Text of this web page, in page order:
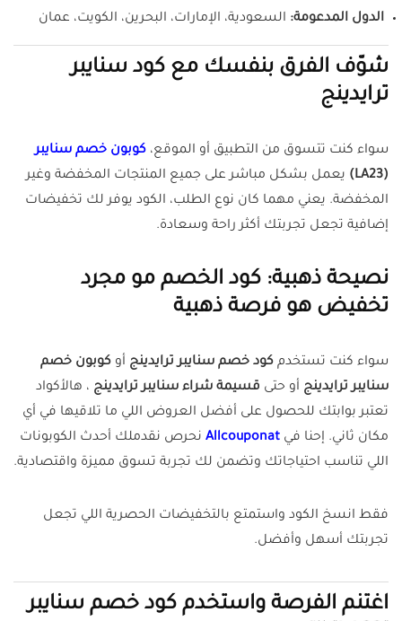
الدول المدعومة: السعودية، الإمارات، البحرين، الكويت، عمان
شوّف الفرق بنفسك مع كود سنايبر
ترايدينج
سواء كنت تتسوق من التطبيق أو الموقع، كوبون خصم سنايبر
(LA23)
يعمل بشكل مباشر على جميع المنتجات المخفضة وغير
المخفضة. يعني مهما كان نوع الطلب، الكود يوفر لك تخفيضات
إضافية تجعل تجربتك أكثر راحة وسعادة.
نصيحة ذهبية: كود الخصم مو مجرد
تخفيض هو فرصة ذهبية
سواء كنت تستخدم كود خصم سنايبر ترايدينج أو كوبون خصم
سنايبر ترايدينج أو حتى قسيمة شراء سنايبر ترايدينج ، هالأكواد
تعتبر بوابتك للحصول على أفضل العروض اللي ما تلاقيها في أي
مكان ثاني. إحنا في Allcouponat نحرص نقدملك أحدث الكوبونات
اللي تناسب احتياجاتك وتضمن لك تجربة تسوق مميزة واقتصادية.
فقط انسخ الكود واستمتع بالتخفيضات الحصرية اللي تجعل
تجربتك أسهل وأفضل.
اغتنم الفرصة واستخدم كود خصم سنايبر